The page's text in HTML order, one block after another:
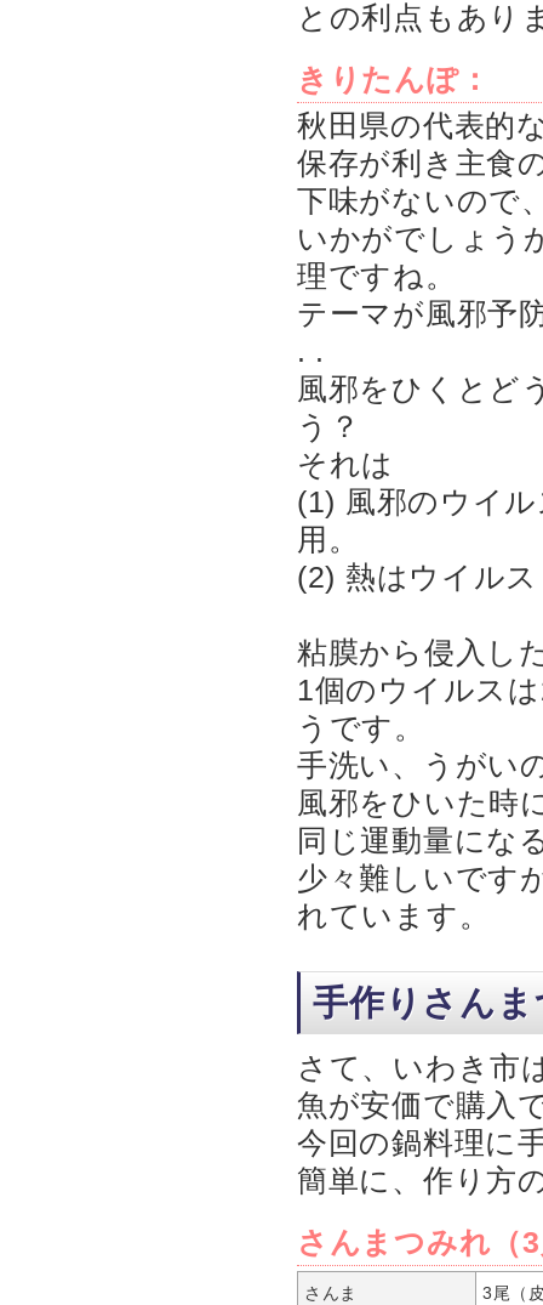
との利点もあり
きりたんぽ：
秋田県の代表的
保存が利き主食
下味がないので
いかがでしょう
理ですね。
テーマが風邪予
. .
風邪をひくとど
う？
それは
(1) 風邪のウイ
用。
(2) 熱はウイル
粘膜から侵入し
1個のウイルス
うです。
手洗い、うがい
風邪をひいた時
同じ運動量にな
少々難しいです
れています。
手作りさん
さて、いわき市
魚が安価で購入
今回の鍋料理に
簡単に、作り方
さんまつみれ（
さんま 3尾（